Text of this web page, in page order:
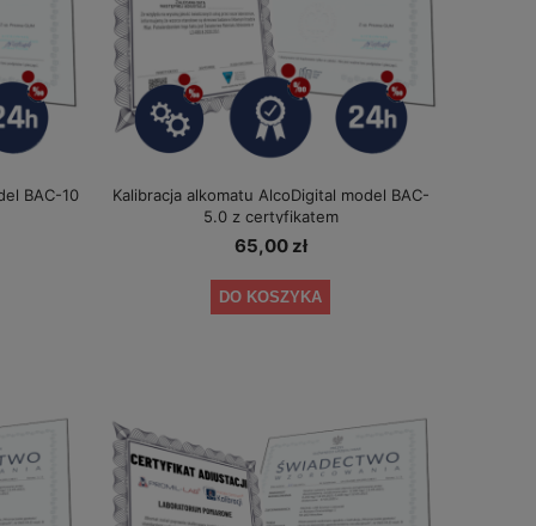
BAC-10
Kalibracja alkomatu AlcoDigital model BAC-
5.0 z certyfikatem
65,00 zł
DO KOSZYKA